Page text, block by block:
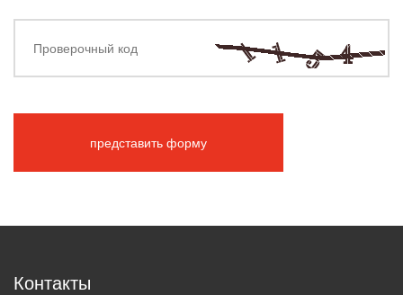
представить форму
Контакты